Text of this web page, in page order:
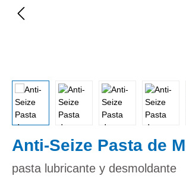
Anti-Seize Pasta de
pasta lubricante y desmoldante